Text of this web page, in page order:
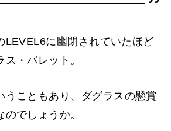
LEVEL6に幽閉されていたほど
・バレット。
うこともあり、ダグラスの懸賞
でしょうか。